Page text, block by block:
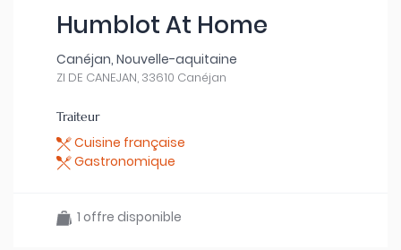
Humblot At Home
Canéjan, Nouvelle-aquitaine
ZI DE CANEJAN, 33610 Canéjan
Traiteur
Cuisine française
Gastronomique
1 offre disponible